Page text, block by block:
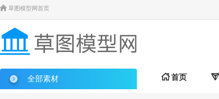
 草图模型网首页
全部素材 首页 